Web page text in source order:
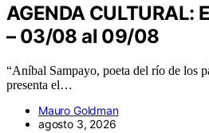
AGENDA CULTURAL:
– 03/08 al 09/08
“Aníbal Sampayo, poeta del río de los
presenta el…
Mauro Goldman
agosto 3, 2026